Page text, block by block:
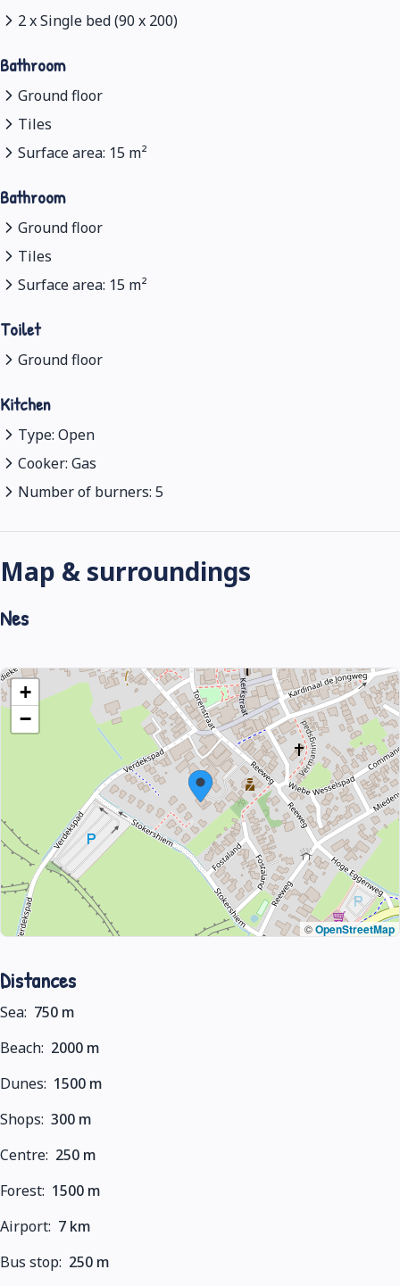
2 x Single bed (90 x 200)
Bathroom
Ground floor
Tiles
Surface area: 15 m²
Bathroom
Ground floor
Tiles
Surface area: 15 m²
Toilet
Ground floor
Kitchen
Type: Open
Cooker: Gas
Number of burners: 5
Map & surroundings
Nes
+
−
©OpenStreetMap
Distances
Sea: 750 m
Beach: 2000 m
Dunes: 1500 m
Shops: 300 m
Centre: 250 m
Forest: 1500 m
Airport: 7 km
Bus stop: 250 m